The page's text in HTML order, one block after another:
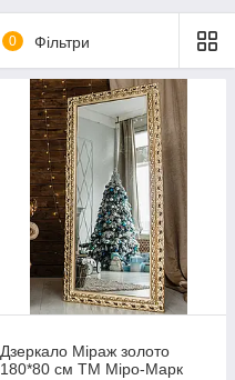
0 Фільтри
Дзеркало Міраж золото
180*80 см ТМ Міро-Марк